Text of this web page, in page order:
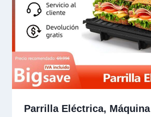
Parrilla Eléctrica,